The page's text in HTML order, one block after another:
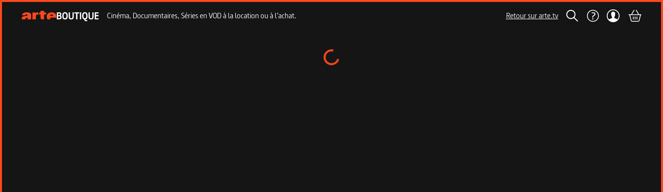
Cinéma, Documentaires, Séries en VOD à la location ou à l’achat. Retour sur arte.tv